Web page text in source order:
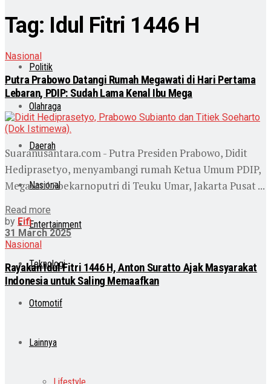
Politik
Olahraga
Daerah
Nasional
Entertainment
Teknologi
Otomotif
Lainnya
Tag: Idul Fitri 1446 H
Nasional
Putra Prabowo Datangi Rumah Megawati di Hari Pertama
Lebaran, PDIP: Sudah Lama Kenal Ibu Mega
Suaranusantara.com - Putra Presiden Prabowo, Didit
Hediprasetyo, menyambangi rumah Ketua Umum PDIP,
Megawati Soekarnoputri di Teuku Umar, Jakarta Pusat ...
Read more
by Fifi
31 March 2025
Nasional
Rayakan Idul Fitri 1446 H, Anton Suratto Ajak Masyarakat
Indonesia untuk Saling Memaafkan